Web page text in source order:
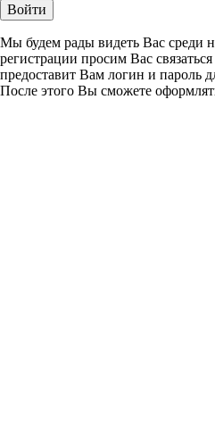
Войти
Мы будем рады видеть Вас среди
регистрации просим Вас
предоставит Вам логин и пароль
После этого Вы сможете